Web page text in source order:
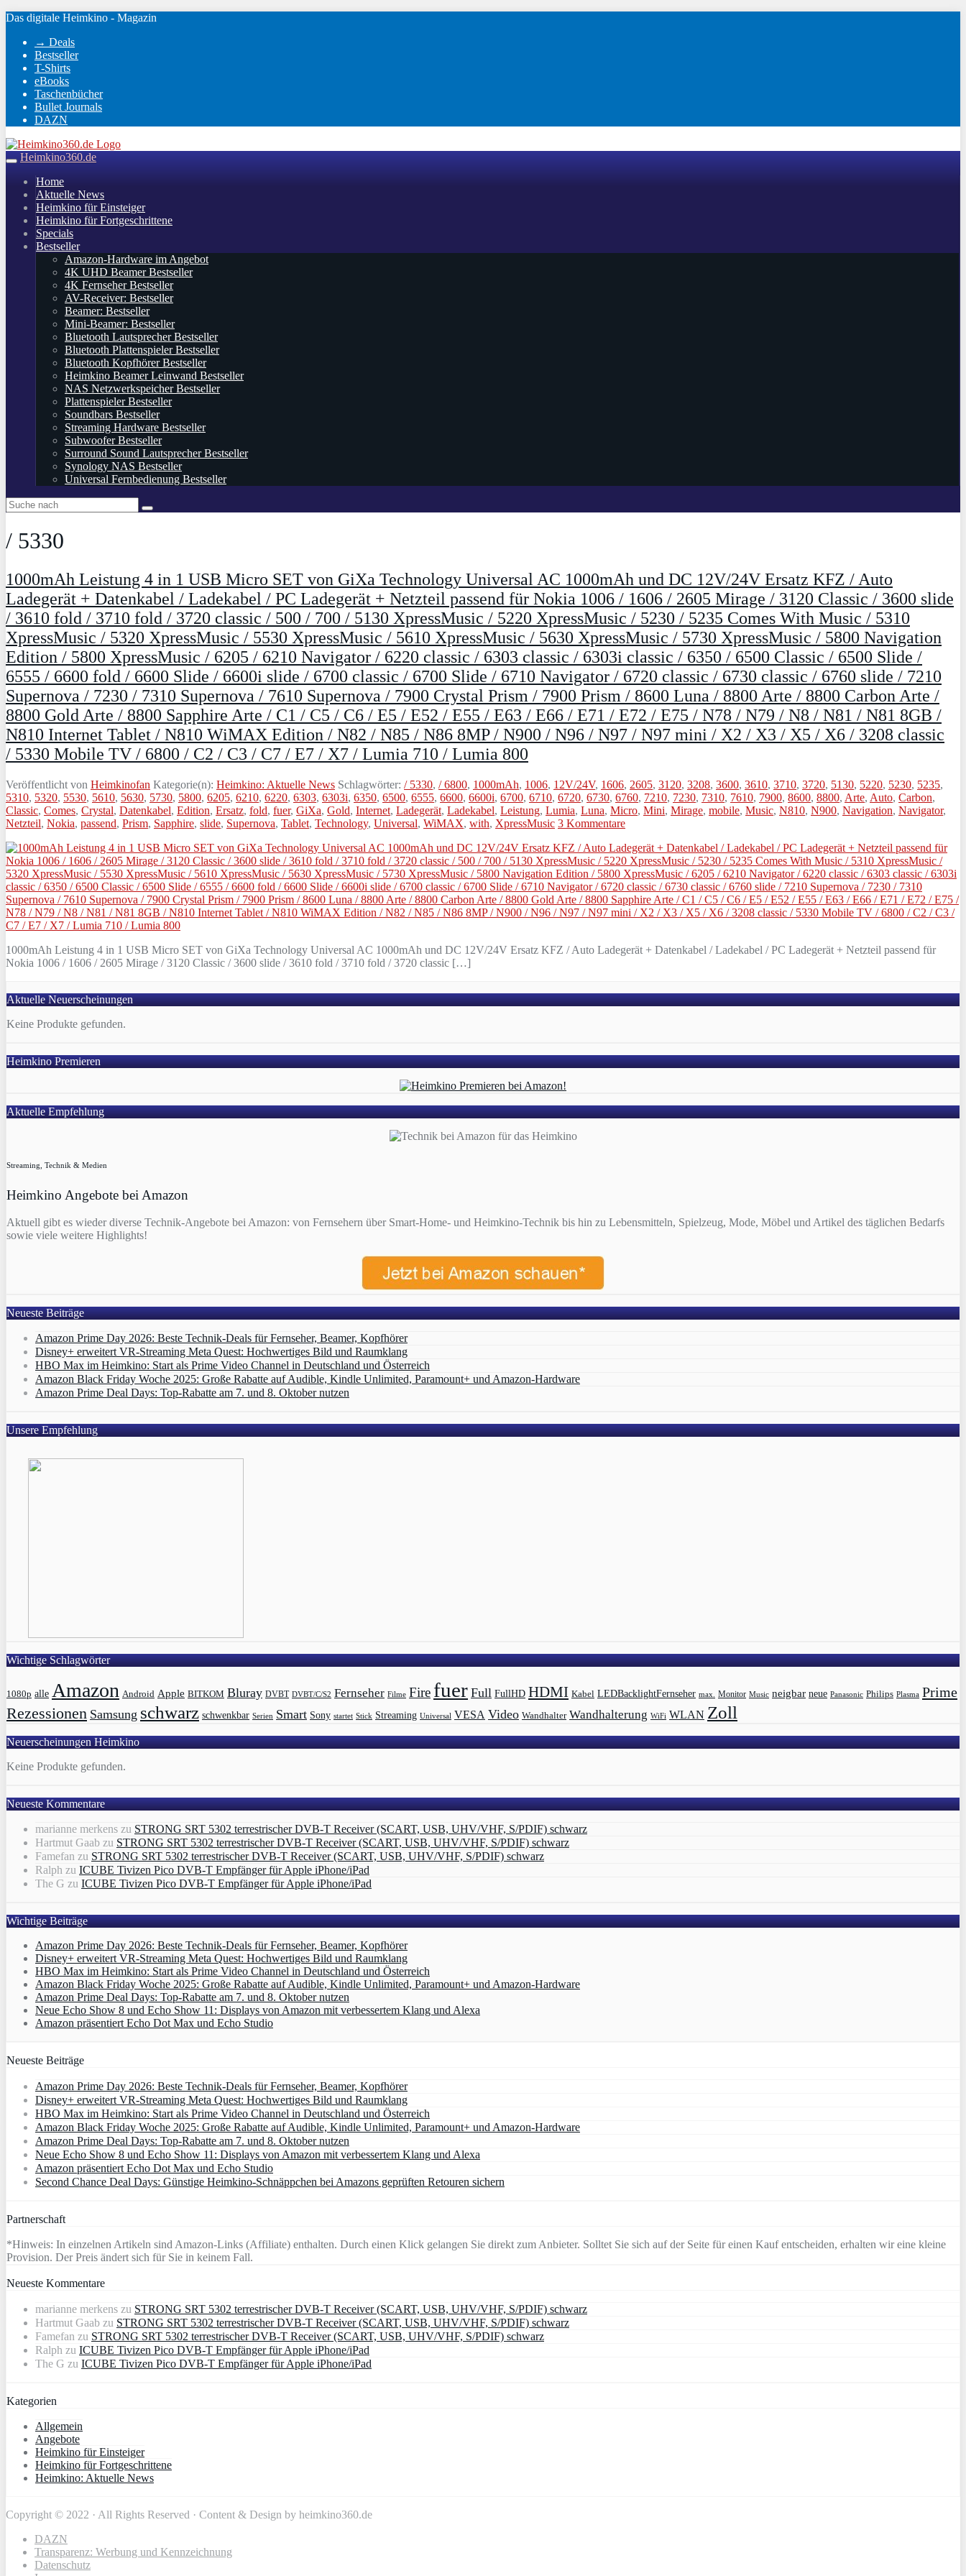
Skip
main
content
Das digitale Heimkino - Magazin
→ Deals
Bestseller
T-Shirts
eBooks
Taschenbücher
Bullet Journals
DAZN
Toggle
navigation
Heimkino360.de
Home
Aktuelle News
Heimkino für Einsteiger
Heimkino für Fortgeschrittene
Specials
Bestseller
Amazon-Hardware im Angebot
4K UHD Beamer Bestseller
4K Fernseher Bestseller
AV-Receiver: Bestseller
Beamer: Bestseller
Mini-Beamer: Bestseller
Bluetooth Lautsprecher Bestseller
Bluetooth Plattenspieler Bestseller
Bluetooth Kopfhörer Bestseller
Heimkino Beamer Leinwand Bestseller
NAS Netzwerkspeicher Bestseller
Plattenspieler Bestseller
Soundbars Bestseller
Streaming Hardware Bestseller
Subwoofer Bestseller
Surround Sound Lautsprecher Bestseller
Synology NAS Bestseller
Universal Fernbedienung Bestseller
/ 5330
1000mAh Leistung 4 in 1 USB Micro SET von GiXa Technology Universal AC 1000mAh und DC 12V/24V Ersatz KFZ / Auto
Ladegerät + Datenkabel / Ladekabel / PC Ladegerät + Netzteil passend für Nokia 1006 / 1606 / 2605 Mirage / 3120 Classic / 3600 slide
/ 3610 fold / 3710 fold / 3720 classic / 500 / 700 / 5130 XpressMusic / 5220 XpressMusic / 5230 / 5235 Comes With Music / 5310
XpressMusic / 5320 XpressMusic / 5530 XpressMusic / 5610 XpressMusic / 5630 XpressMusic / 5730 XpressMusic / 5800 Navigation
Edition / 5800 XpressMusic / 6205 / 6210 Navigator / 6220 classic / 6303 classic / 6303i classic / 6350 / 6500 Classic / 6500 Slide /
6555 / 6600 fold / 6600 Slide / 6600i slide / 6700 classic / 6700 Slide / 6710 Navigator / 6720 classic / 6730 classic / 6760 slide / 7210
Supernova / 7230 / 7310 Supernova / 7610 Supernova / 7900 Crystal Prism / 7900 Prism / 8600 Luna / 8800 Arte / 8800 Carbon Arte /
8800 Gold Arte / 8800 Sapphire Arte / C1 / C5 / C6 / E5 / E52 / E55 / E63 / E66 / E71 / E72 / E75 / N78 / N79 / N8 / N81 / N81 8GB /
N810 Internet Tablet / N810 WiMAX Edition / N82 / N85 / N86 8MP / N900 / N96 / N97 / N97 mini / X2 / X3 / X5 / X6 / 3208 classic
/ 5330 Mobile TV / 6800 / C2 / C3 / C7 / E7 / X7 / Lumia 710 / Lumia 800
Veröffentlicht von Heimkinofan Kategorie(n): Heimkino: Aktuelle News Schlagwörter: / 5330, / 6800, 1000mAh, 1006, 12V/24V, 1606, 2605, 3120, 3208, 3600, 3610, 3710, 3720, 5130, 5220, 5230, 5235,
5310, 5320, 5530, 5610, 5630, 5730, 5800, 6205, 6210, 6220, 6303, 6303i, 6350, 6500, 6555, 6600, 6600i, 6700, 6710, 6720, 6730, 6760, 7210, 7230, 7310, 7610, 7900, 8600, 8800, Arte, Auto, Carbon,
Classic, Comes, Crystal, Datenkabel, Edition, Ersatz, fold, fuer, GiXa, Gold, Internet, Ladegerät, Ladekabel, Leistung, Lumia, Luna, Micro, Mini, Mirage, mobile, Music, N810, N900, Navigation, Navigator,
Netzteil, Nokia, passend, Prism, Sapphire, slide, Supernova, Tablet, Technology, Universal, WiMAX, with, XpressMusic 3 Kommentare
1000mAh Leistung 4 in 1 USB Micro SET von GiXa Technology Universal AC 1000mAh und DC 12V/24V Ersatz KFZ / Auto Ladegerät + Datenkabel / Ladekabel / PC Ladegerät + Netzteil passend für
Nokia 1006 / 1606 / 2605 Mirage / 3120 Classic / 3600 slide / 3610 fold / 3710 fold / 3720 classic […]
Aktuelle Neuerscheinungen
Keine Produkte gefunden.
Heimkino Premieren
Aktuelle Empfehlung
Streaming, Technik & Medien
Heimkino Angebote bei Amazon
Aktuell gibt es wieder diverse Technik-Angebote bei Amazon: von Fernsehern über Smart-Home- und Heimkino-Technik bis hin zu Lebensmitteln, Spielzeug, Mode, Möbel und Artikel des täglichen Bedarfs
sowie viele weitere Highlights!
Neueste Beiträge
Amazon Prime Day 2026: Beste Technik-Deals für Fernseher, Beamer, Kopfhörer
Disney+ erweitert VR‑Streaming Meta Quest: Hochwertiges Bild und Raumklang
HBO Max im Heimkino: Start als Prime Video Channel in Deutschland und Österreich
Amazon Black Friday Woche 2025: Große Rabatte auf Audible, Kindle Unlimited, Paramount+ und Amazon‑Hardware
Amazon Prime Deal Days: Top-Rabatte am 7. und 8. Oktober nutzen
Unsere Empfehlung
Wichtige Schlagwörter
1080p alle Amazon Android Apple BITKOM Bluray DVBT DVBT/C/S2 Fernseher Filme Fire fuer Full FullHD HDMI Kabel LEDBacklightFernseher max. Monitor Music neigbar neue Panasonic Philips Plasma Prime
Rezessionen Samsung schwarz schwenkbar Serien Smart Sony startet Stick Streaming Universal VESA Video Wandhalter Wandhalterung WiFi WLAN Zoll
Neuerscheinungen Heimkino
Keine Produkte gefunden.
Neueste Kommentare
marianne merkens zu STRONG SRT 5302 terrestrischer DVB-T Receiver (SCART, USB, UHV/VHF, S/PDIF) schwarz
Hartmut Gaab zu STRONG SRT 5302 terrestrischer DVB-T Receiver (SCART, USB, UHV/VHF, S/PDIF) schwarz
Famefan zu STRONG SRT 5302 terrestrischer DVB-T Receiver (SCART, USB, UHV/VHF, S/PDIF) schwarz
Ralph zu ICUBE Tivizen Pico DVB-T Empfänger für Apple iPhone/iPad
The G zu ICUBE Tivizen Pico DVB-T Empfänger für Apple iPhone/iPad
Wichtige Beiträge
Amazon Prime Day 2026: Beste Technik-Deals für Fernseher, Beamer, Kopfhörer
Disney+ erweitert VR‑Streaming Meta Quest: Hochwertiges Bild und Raumklang
HBO Max im Heimkino: Start als Prime Video Channel in Deutschland und Österreich
Amazon Black Friday Woche 2025: Große Rabatte auf Audible, Kindle Unlimited, Paramount+ und Amazon‑Hardware
Amazon Prime Deal Days: Top-Rabatte am 7. und 8. Oktober nutzen
Neue Echo Show 8 und Echo Show 11: Displays von Amazon mit verbessertem Klang und Alexa
Amazon präsentiert Echo Dot Max und Echo Studio
Neueste Beiträge
Amazon Prime Day 2026: Beste Technik-Deals für Fernseher, Beamer, Kopfhörer
Disney+ erweitert VR‑Streaming Meta Quest: Hochwertiges Bild und Raumklang
HBO Max im Heimkino: Start als Prime Video Channel in Deutschland und Österreich
Amazon Black Friday Woche 2025: Große Rabatte auf Audible, Kindle Unlimited, Paramount+ und Amazon‑Hardware
Amazon Prime Deal Days: Top-Rabatte am 7. und 8. Oktober nutzen
Neue Echo Show 8 und Echo Show 11: Displays von Amazon mit verbessertem Klang und Alexa
Amazon präsentiert Echo Dot Max und Echo Studio
Second Chance Deal Days: Günstige Heimkino-Schnäppchen bei Amazons geprüften Retouren sichern
Partnerschaft
*Hinweis: In einzelnen Artikeln sind Amazon-Links (Affiliate) enthalten. Durch einen Klick gelangen Sie direkt zum Anbieter. Solltet Sie sich auf der Seite für einen Kauf entscheiden, erhalten wir eine kleine
Provision. Der Preis ändert sich für Sie in keinem Fall.
Neueste Kommentare
marianne merkens zu STRONG SRT 5302 terrestrischer DVB-T Receiver (SCART, USB, UHV/VHF, S/PDIF) schwarz
Hartmut Gaab zu STRONG SRT 5302 terrestrischer DVB-T Receiver (SCART, USB, UHV/VHF, S/PDIF) schwarz
Famefan zu STRONG SRT 5302 terrestrischer DVB-T Receiver (SCART, USB, UHV/VHF, S/PDIF) schwarz
Ralph zu ICUBE Tivizen Pico DVB-T Empfänger für Apple iPhone/iPad
The G zu ICUBE Tivizen Pico DVB-T Empfänger für Apple iPhone/iPad
Kategorien
Allgemein
Angebote
Heimkino für Einsteiger
Heimkino für Fortgeschrittene
Heimkino: Aktuelle News
Copyright © 2022 · All Rights Reserved · Content & Design by heimkino360.de
DAZN
Transparenz: Werbung und Kennzeichnung
Datenschutz